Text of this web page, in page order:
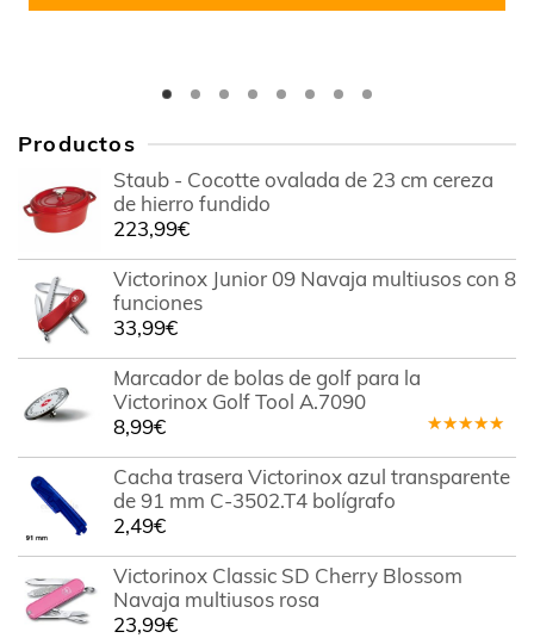
Productos
Staub - Cocotte ovalada de 23 cm cereza
de hierro fundido
223,99€
Victorinox Junior 09 Navaja multiusos con 8
funciones
33,99€
Marcador de bolas de golf para la
Victorinox Golf Tool A.7090
en5.00de
5
8,99€
Cacha trasera Victorinox azul transparente
de 91 mm C-3502.T4 bolígrafo
2,49€
Victorinox Classic SD Cherry Blossom
Navaja multiusos rosa
23,99€